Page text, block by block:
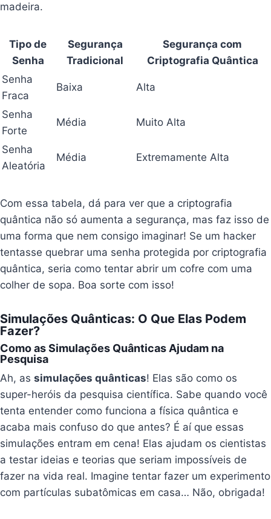
madeira.
Tipo de
Senha
Segurança
Tradicional
Segurança com
Criptografia Quântica
Senha
Fraca
Baixa Alta
Senha
Forte
Média Muito Alta
Senha
Aleatória
Média Extremamente Alta
Com essa tabela, dá para ver que a criptografia
quântica não só aumenta a segurança, mas faz isso de
uma forma que nem consigo imaginar! Se um hacker
tentasse quebrar uma senha protegida por criptografia
quântica, seria como tentar abrir um cofre com uma
colher de sopa. Boa sorte com isso!
Simulações Quânticas: O Que Elas Podem
Fazer?
Como as Simulações Quânticas Ajudam na
Pesquisa
Ah, assimulações quânticas! Elas são como os
super-heróis da pesquisa científica. Sabe quando você
tenta entender como funciona a física quântica e
acaba mais confuso do que antes? É aí que essas
simulações entram em cena! Elas ajudam os cientistas
a testar ideias e teorias que seriam impossíveis de
fazer na vida real. Imagine tentar fazer um experimento
com partículas subatômicas em casa… Não, obrigada!